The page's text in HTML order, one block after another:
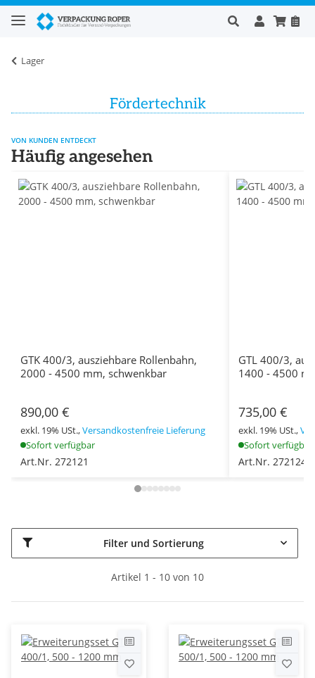
Lager
Fördertechnik
VON KUNDEN ENTDECKT
Häufig angesehen
GTK 400/3, ausziehbare Rollenbahn,
2000 - 4500 mm, schwenkbar
890,00 €
exkl. 19% USt.,Versandkostenfreie Lieferung
Sofort verfügbar
Art.Nr. 272121
GTL 400/3,
1400 - 4500
735,00 €
exkl. 19% USt.,
Sofort verfügbar
Art.Nr. 272124
Filter und Sortierung
Artikel 1 - 10 von 10